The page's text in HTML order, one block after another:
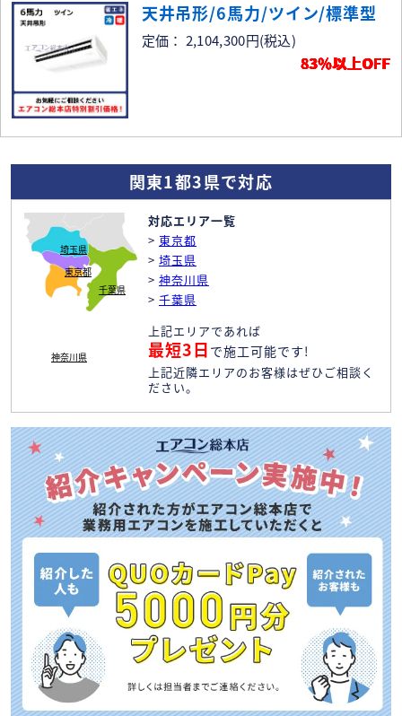
天井吊形/6馬力/ツイン/標準型
定価： 2,104,300円(税込)
83％以上OFF
関東1都3県で対応
東京都
埼玉県
神奈川県
千葉県
対応エリア一覧
> 東京都
> 埼玉県
> 神奈川県
> 千葉県
上記エリアであれば
最短3日 で施工可能です!
上記近隣エリアのお客様はぜひご相談く
ださい。